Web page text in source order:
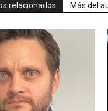
relacionados Más del